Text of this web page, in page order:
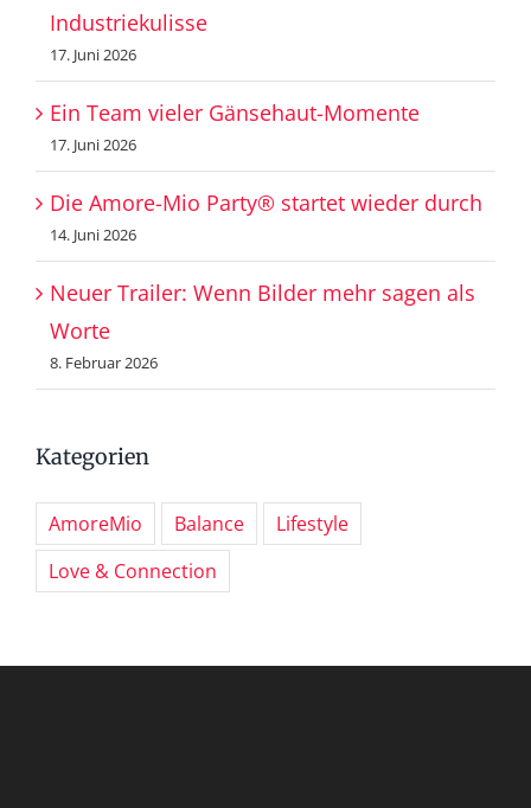
Industriekulisse
17. Juni 2026
Ein Team vieler Gänsehaut-Momente
17. Juni 2026
Die Amore-Mio Party® startet wieder durch
14. Juni 2026
Neuer Trailer: Wenn Bilder mehr sagen als
Worte
8. Februar 2026
Kategorien
AmoreMio Balance
Lifestyle
Love & Connection